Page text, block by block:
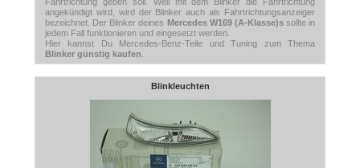
angekündigt wird, wird der Blinker auch als Fahrtrichtungsanzeiger
bezeichnet. Der Blinker deines Mercedes W169 (A-Klasse)ssollte in
jedem Fall funktionieren und eingesetzt werden.
Hier kannst Du Mercedes-Benz-Teile und Tuning zum Thema
Blinker günstig kaufen
Blinkleuchten